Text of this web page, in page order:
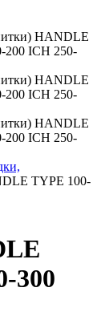
TYPE 100-
300